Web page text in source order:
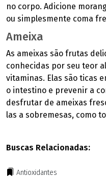
no corpo. Adicione
ou simplesmente coma
Ameixa
As ameixas são frutas
conhecidas por seu teor
vitaminas. Elas são ticas
o intestino e prevenir a
desfrutar de ameixas
las a sobremesas, como
Buscas Relacionadas:
Antioxidantes